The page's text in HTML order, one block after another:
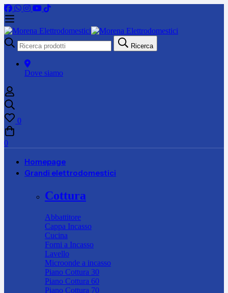
Ricerca
per:
Ricerca
Dove siamo
0
0
Homepage
Grandi elettrodomestici
Cottura
Abbattitore
Cappa Incasso
Cucina
Forni a Incasso
Lavello
Microonde a incasso
Piano Cottura 30
Piano Cottura 60
Piano Cottura 70